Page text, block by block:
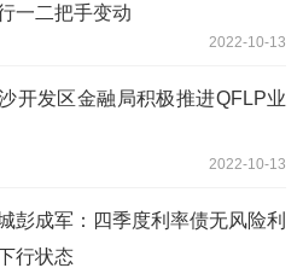
一二把手变动
2022-10-13
开发区金融局积极推进QFLP业
2022-10-13
彭成军：四季度利率债无风险利
行状态